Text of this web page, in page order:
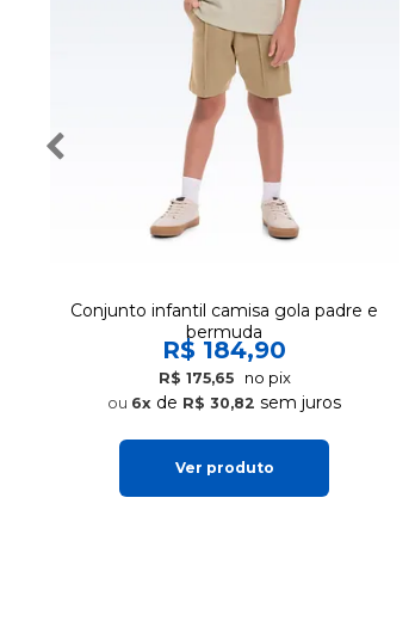
Conjunto infantil camisa gola padre e
bermuda
R$ 184,90
R$ 175,65 no pix
6xde R$ 30,82 sem juros
Ver produto